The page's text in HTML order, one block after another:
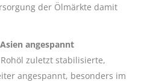
der Ölmärkte damit
angespannt
zuletzt stabilisierte,
angespannt, besonders im